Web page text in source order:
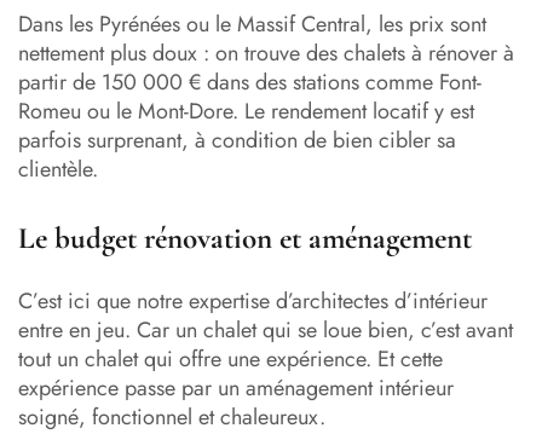
Dans les Pyrénées ou le Massif Central, les prix sont
nettement plus doux : on trouve des chalets à rénover à
partir de 150 000 € dans des stations comme Font-
Romeu ou le Mont-Dore. Le rendement locatif y est
parfois surprenant, à condition de bien cibler sa
clientèle.
Le budget rénovation et aménagement
C’est ici que notre expertise d’architectes d’intérieur
entre en jeu. Car un chalet qui se loue bien, c’est avant
tout un chalet qui offre une expérience. Et cette
expérience passe par un aménagement intérieur
soigné, fonctionnel et chaleureux.